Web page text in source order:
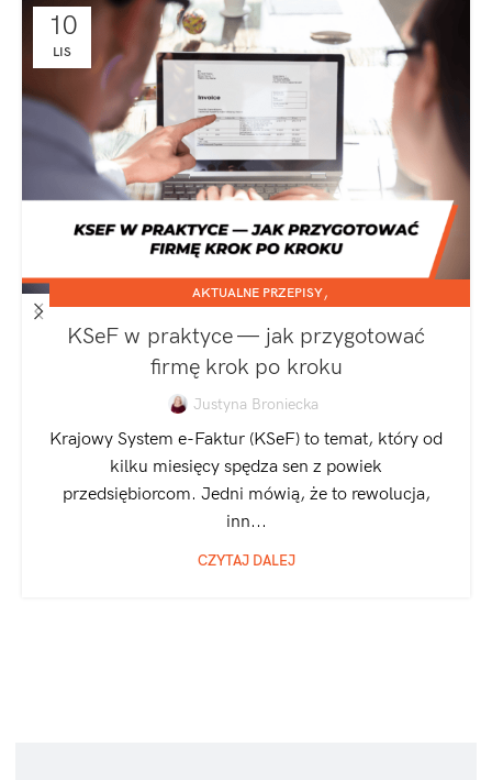
10
LIS
AKTUALNE PRZEPISY,
SPÓŁKA Z O.O.
KSeF w praktyce — jak przygotować
firmę krok po kroku
Justyna Broniecka
Krajowy System e-Faktur (KSeF) to temat, który od
kilku miesięcy spędza sen z powiek
przedsiębiorcom. Jedni mówią, że to rewolucja,
inn...
CZYTAJ DALEJ